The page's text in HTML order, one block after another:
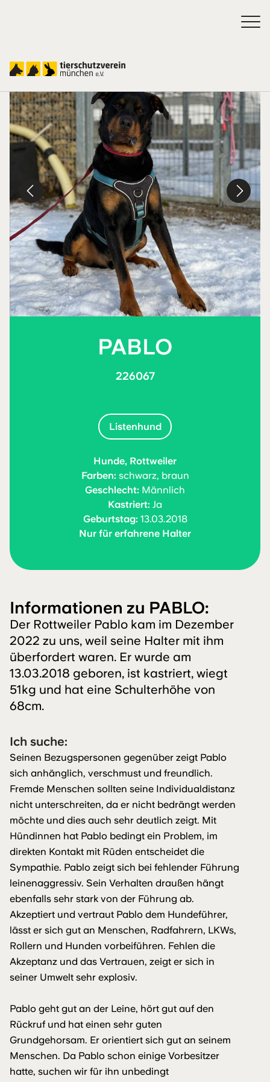
PABLO
226067
Listenhund
Hunde, Rottweiler
Farben:schwarz, braun
Geschlecht: Männlich
Kastriert: Ja
Geburtstag:13.03.2018
Nur für erfahrene Halter
Informationen zu PABLO:
Der Rottweiler Pablo kam im Dezember
2022 zu uns, weil seine Halter mit ihm
überfordert waren. Er wurde am
13.03.2018 geboren, ist kastriert, wiegt
51kg und hat eine Schulterhöhe von
68cm.
Ich suche:
Seinen Bezugspersonen gegenüber zeigt Pablo
sich anhänglich, verschmust und freundlich.
Fremde Menschen sollten seine Individualdistanz
nicht unterschreiten, da er nicht bedrängt werden
möchte und dies auch sehr deutlich zeigt. Mit
Hündinnen hat Pablo bedingt ein Problem, im
direkten Kontakt mit Rüden entscheidet die
Sympathie. Pablo zeigt sich bei fehlender Führung
leinenaggressiv. Sein Verhalten draußen hängt
ebenfalls sehr stark von der Führung ab.
Akzeptiert und vertraut Pablo dem Hundeführer,
lässt er sich gut an Menschen, Radfahrern, LKWs,
Rollern und Hunden vorbeiführen. Fehlen die
Akzeptanz und das Vertrauen, zeigt er sich in
seiner Umwelt sehr explosiv.
Pablo geht gut an der Leine, hört gut auf den
Rückruf und hat einen sehr guten
Grundgehorsam. Er orientiert sich gut an seinem
Menschen. Da Pablo schon einige Vorbesitzer
hatte, suchen wir für ihn unbedingt